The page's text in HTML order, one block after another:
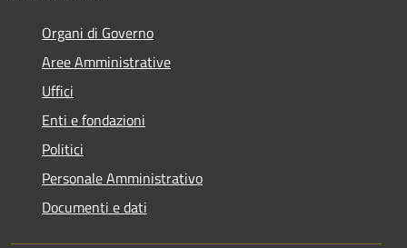
Organi di Governo
Aree Amministrative
Uffici
Enti e fondazioni
Politici
Personale Amministrativo
Documenti e dati